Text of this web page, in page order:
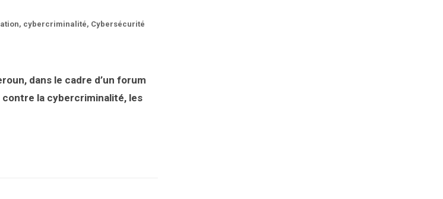
, cybercriminalité, Cybersécurité
dans le cadre d’un forum
la cybercriminalité, les